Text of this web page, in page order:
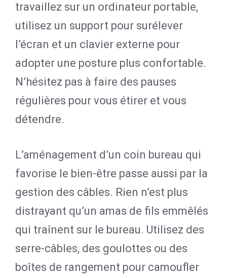
travaillez sur un ordinateur portable,
utilisez un support pour surélever
l’écran et un clavier externe pour
adopter une posture plus confortable.
N’hésitez pas à faire des pauses
régulières pour vous étirer et vous
détendre.
L’aménagement d’un coin bureau qui
favorise le bien-être passe aussi par la
gestion des câbles. Rien n’est plus
distrayant qu’un amas de fils emmêlés
qui traînent sur le bureau. Utilisez des
serre-câbles, des goulottes ou des
boîtes de rangement pour camoufler